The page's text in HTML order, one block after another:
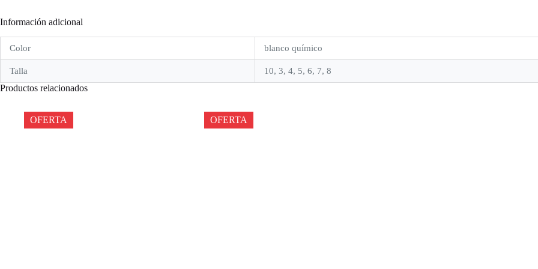
Información adicional
Color blanco químico
Talla 10, 3, 4, 5, 6, 7, 8
Productos relacionados
OFERTA OFERTA